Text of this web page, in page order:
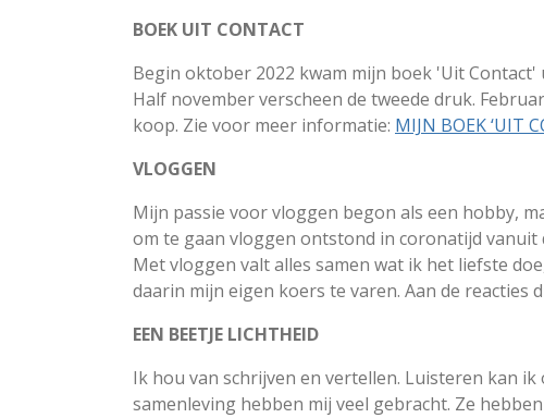
BOEK UIT CONTACT
Begin oktober 2022 kwam mijn boek 'Uit
Half november verscheen de tweede druk.
koop. Zie voor meer informatie: MIJN BOEK ‘UIT
VLOGGEN
Mijn passie voor vloggen begon als een hobby,
om te gaan vloggen ontstond in coronatijd
Met vloggen valt alles samen wat ik het liefste
daarin mijn eigen koers te varen. Aan de reacties
EEN BEETJE LICHTHEID
Ik hou van schrijven en vertellen. Luisteren kan
samenleving hebben mij veel gebracht. Ze